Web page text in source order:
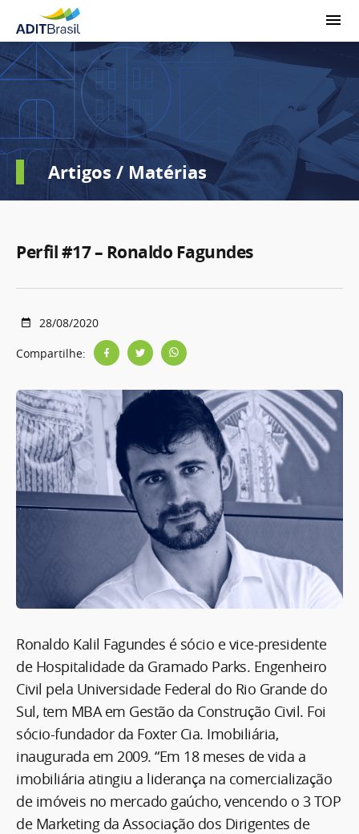
Artigos / Matérias
Perfil #17 – Ronaldo Fagundes
28/08/2020
Compartilhe:
Ronaldo Kalil Fagundes é sócio e vice-presidente
de Hospitalidade da Gramado Parks. Engenheiro
Civil pela Universidade Federal do Rio Grande do
Sul, tem MBA em Gestão da Construção Civil. Foi
sócio-fundador da Foxter Cia. Imobiliária,
inaugurada em 2009. “Em 18 meses de vida a
imobiliária atingiu a liderança na comercialização
de imóveis no mercado gaúcho, vencendo o 3 TOP
de Marketing da Associação dos Dirigentes de